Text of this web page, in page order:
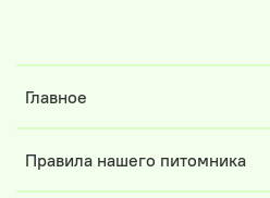
Главное
Правила нашего питомника